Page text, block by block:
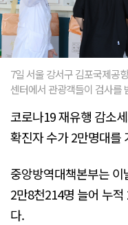
7일 서울 강서구 김포국제공
센터에서 관광객들이 검사를
코로나19 재유행 감소
확진자 수가 2만명대를
중앙방역대책본부는
2만8천214명 늘어 누
다.